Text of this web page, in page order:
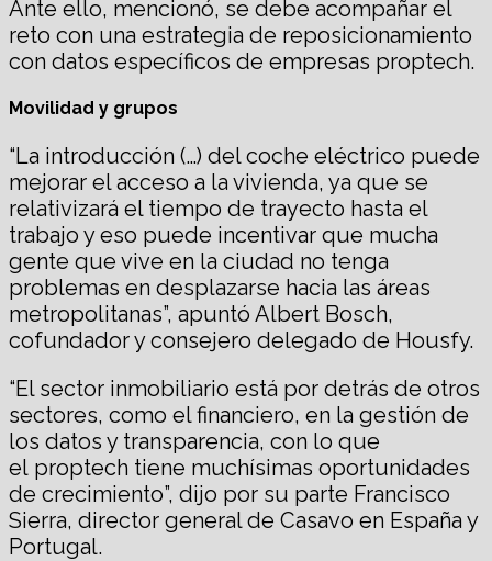
Ante ello, mencionó, se debe acompañar el
reto con una estrategia de reposicionamiento
con datos específicos de empresas proptech.
Movilidad y grupos
“La introducción (…) del coche eléctrico puede
mejorar el acceso a la vivienda, ya que se
relativizará el tiempo de trayecto hasta el
trabajo y eso puede incentivar que mucha
gente que vive en la ciudad no tenga
problemas en desplazarse hacia las áreas
metropolitanas”, apuntó Albert Bosch,
cofundador y consejero delegado de Housfy.
“El sector inmobiliario está por detrás de otros
sectores, como el financiero, en la gestión de
los datos y transparencia, con lo que
el proptech tiene muchísimas oportunidades
de crecimiento”, dijo por su parte Francisco
Sierra, director general de Casavo en España y
Portugal.